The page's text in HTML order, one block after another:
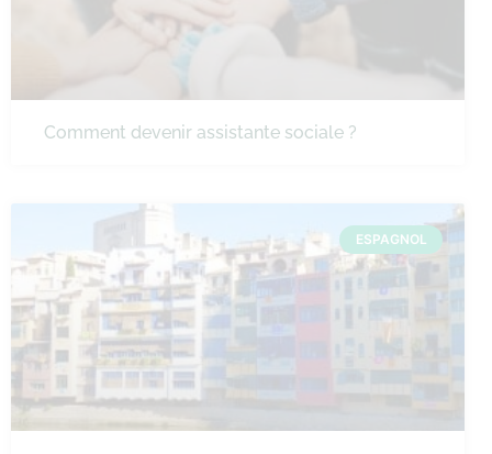
Comment devenir assistante sociale ?
ESPAGNOL